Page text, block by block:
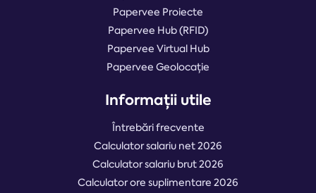
Papervee Proiecte
Papervee Hub (RFID)
Papervee Virtual Hub
Papervee Geolocație
Informații utile
Întrebări frecvente
Calculator salariu net 2026
Calculator salariu brut 2026
Calculator ore suplimentare 2026